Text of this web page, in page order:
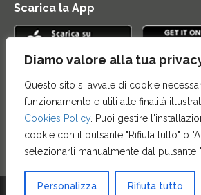
Diamo valore alla tua
Questo sito si avvale di cookie
funzionamento e utili alle finalità
Cookies Policy. Puoi gestire
cookie con il pulsante "Rifiuta tutto" o
selezionarli manualmente dal pulsante
Personalizza Rifiuta tutto
Scarica la App
Contatti|Area Stampa|Mappa del
Privacy e note legali|Archivio News
© 2015 FONDAZIONE CASSA DI RISPARMIO DI